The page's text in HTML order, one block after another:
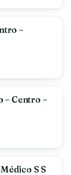
–
– Centro –
S S